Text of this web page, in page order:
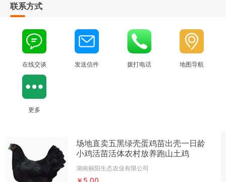
联系方式
在线交谈 发送信件 拨打电话 地图导航
更多
场地直卖五黑绿壳蛋鸡苗出壳一日龄
小鸡活苗活体农村放养跑山土鸡
湖南丽阳生态农业有限公司
￥5.00